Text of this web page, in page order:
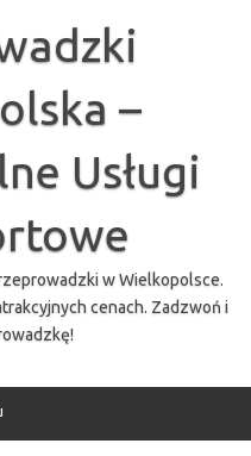
–
Usługi
w Wielkopolsce.
cenach. Zadzwoń i